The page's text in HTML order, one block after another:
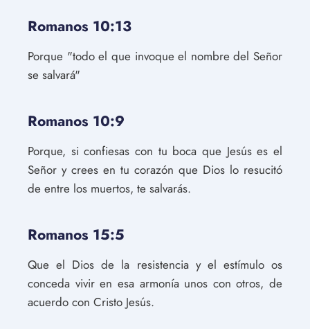
Romanos 10:13
Porque "todo el que invoque el nombre del Señor
se salvará"
Romanos 10:9
Porque, si confiesas con tu boca que Jesús es el
Señor y crees en tu corazón que Dios lo resucitó
de entre los muertos, te salvarás.
Romanos 15:5
Que el Dios de la resistencia y el estímulo os
conceda vivir en esa armonía unos con otros, de
acuerdo con Cristo Jesús.